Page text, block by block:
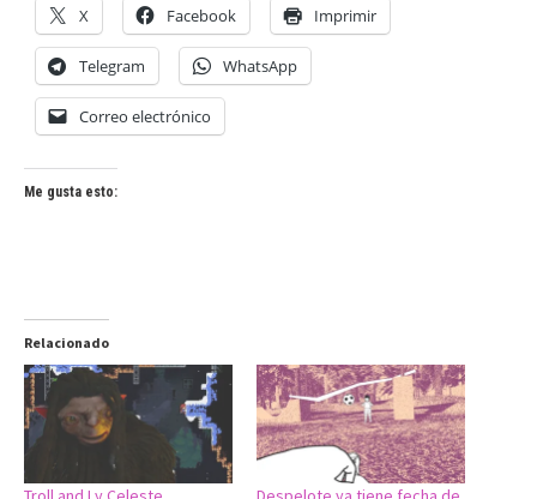
X Facebook Imprimir
Telegram WhatsApp
Correo electrónico
Me gusta esto:
Relacionado